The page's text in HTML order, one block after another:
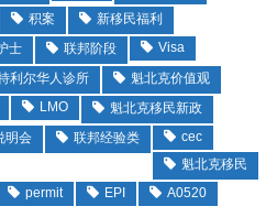
积案
新移民福利
士 联邦阶段
Visa
利尔华人诊所
魁北克价值观
LMO
魁北克移民新政
明会 联邦经验类
cec
魁北克移民
permit EPI
A0520